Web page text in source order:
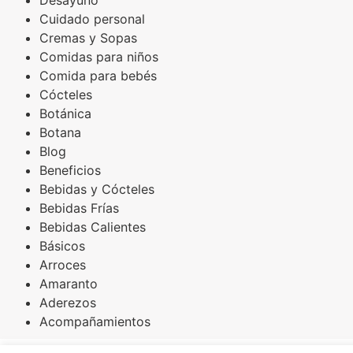
Cuidado personal
Cremas y Sopas
Comidas para niños
Comida para bebés
Cócteles
Botánica
Botana
Blog
Beneficios
Bebidas y Cócteles
Bebidas Frías
Bebidas Calientes
Básicos
Arroces
Amaranto
Aderezos
Acompañamientos